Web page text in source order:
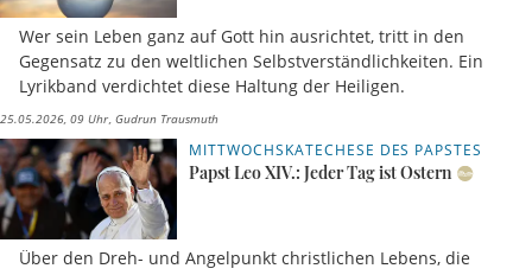
Wer sein Leben ganz auf Gott hin ausrichtet, tritt in den
Gegensatz zu den weltlichen Selbstverständlichkeiten. Ein
Lyrikband verdichtet diese Haltung der Heiligen.
25.05.2026, 09 Uhr Gudrun Trausmuth
MITTWOCHSKATECHESE DES PAPSTES
Papst Leo XIV.: Jeder Tag ist Ostern
Über den Dreh- und Angelpunkt christlichen Lebens, die